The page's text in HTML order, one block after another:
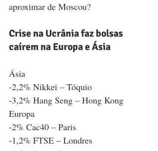
aproximar de Moscou?
Crise na Ucrânia faz bolsas
caírem na Europa e Ásia
Ásia
-2,2% Nikkei – Tóquio
-3,2% Hang Seng – Hong Kong
Europa
-2% Cac40 – Paris
-1,2% FTSE – Londres